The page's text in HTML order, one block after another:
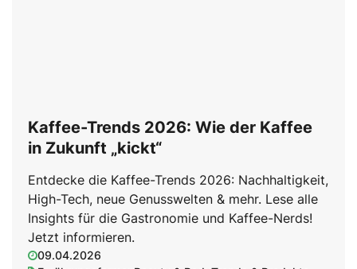
Kaffee-Trends 2026: Wie der Kaffee
in Zukunft „kickt“
Entdecke die Kaffee-Trends 2026: Nachhaltigkeit,
High-Tech, neue Genusswelten & mehr. Lese alle
Insights für die Gastronomie und Kaffee-Nerds!
Jetzt informieren.
09.04.2026